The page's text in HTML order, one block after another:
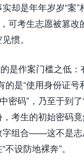
却是年年岁岁“案
可考生志愿被篡
惯。
是作案门槛之低：
的是“使用身份证号
密码”，乃至于到
考生的初始密码
字组合——这不是志
设防地裸奔”。